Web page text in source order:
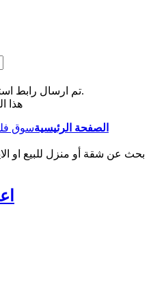
تم ارسال رابط استعادة كلمة المرور الى بريدك بنجاح.
هذا
الصفحة الرئيسية
بحث عن شقة أو منزل للبيع او